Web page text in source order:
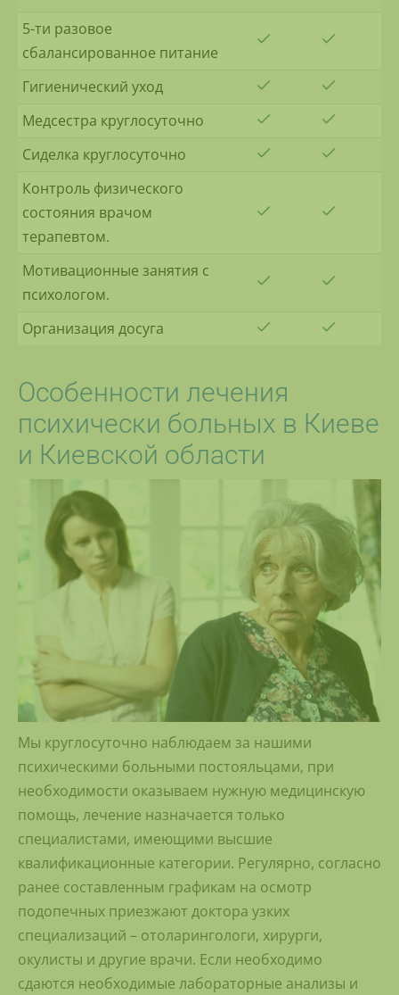
5-ти разовое
сбалансированное питание
Гигиенический уход
Медсестра круглосуточно
Сиделка круглосуточно
Контроль физического
состояния врачом
терапевтом.
Мотивационные занятия с
психологом.
Организация досуга
Особенности лечения
психически больных в Киеве
и Киевской области
Мы круглосуточно наблюдаем за нашими
психическими больными постояльцами, при
необходимости оказываем нужную медицинскую
помощь, лечение назначается только
специалистами, имеющими высшие
квалификационные категории. Регулярно, согласно
ранее составленным графикам на осмотр
подопечных приезжают доктора узких
специализаций – отоларингологи, хирурги,
окулисты и другие врачи. Если необходимо
сдаются необходимые лабораторные анализы и